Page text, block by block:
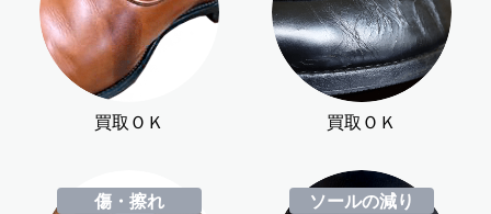
買取ＯＫ 買取ＯＫ
傷・擦れ ソールの減り